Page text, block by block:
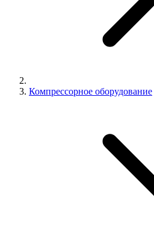
Компрессорное оборудование